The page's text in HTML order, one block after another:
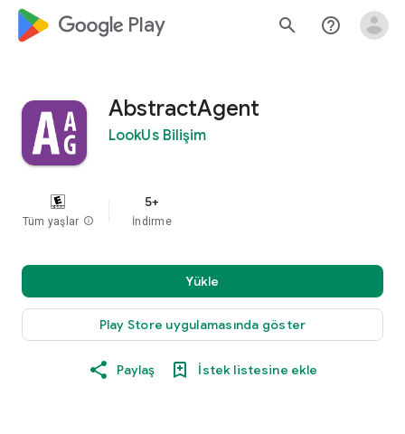
google_logo Play search help_outline
AbstractAgent
LookUs Bilişim
Tüm yaşlar info
5+
İndirme
Yükle
Play Store uygulamasında göster
Paylaş İstek listesine ekle